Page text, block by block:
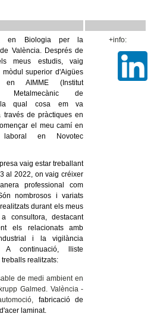
en Biologia per la
València. Després de
meus estudis, vaig
mòdul superior d'Aigües
en AIMME (Institut
Metalmecànic de
la qual cosa em va
través de pràctiques en
el meu camí en
en Novotec
vaig estar treballant
al 2022, on vaig créixer
professional com
nombrosos i variats
durant els meus
consultora, destacant
els relacionats amb
i la vigilància
A continuació, lliste
realitzats:
de medi ambient en
Galmed. València -
fabricació de
laminat.
+info: